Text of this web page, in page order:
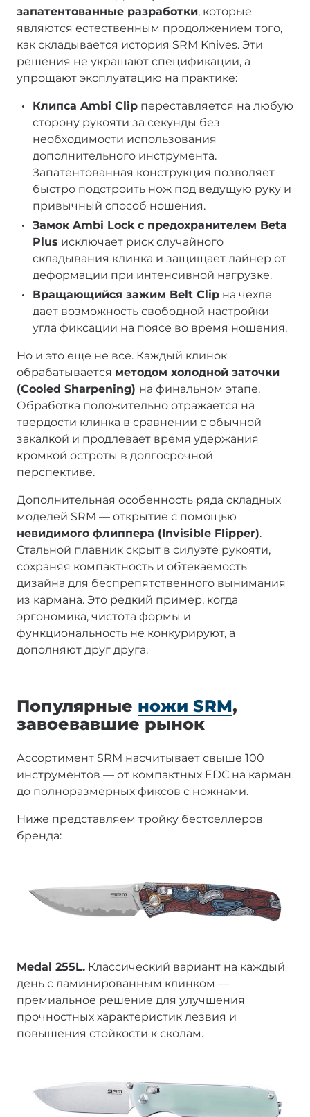
запатентованные разработки, которые
являются естественным продолжением того,
как складывается история SRM Knives. Эти
решения не украшают спецификации, а
упрощают эксплуатацию на практике:
Клипса Ambi Clip переставляется на любую
сторону рукояти за секунды без
необходимости использования
дополнительного инструмента.
Запатентованная конструкция позволяет
быстро подстроить нож под ведущую руку и
привычный способ ношения.
Замок Ambi Lock с предохранителем Beta
Plus исключает риск случайного
складывания клинка и защищает лайнер от
деформации при интенсивной нагрузке.
Вращающийся зажим Belt Clip на чехле
дает возможность свободной настройки
угла фиксации на поясе во время ношения.
Но и это еще не все. Каждый клинок
обрабатывается методом холодной заточки
(Cooled Sharpening) на финальном этапе.
Обработка положительно отражается на
твердости клинка в сравнении с обычной
закалкой и продлевает время удержания
кромкой остроты в долгосрочной
перспективе.
Дополнительная особенность ряда складных
моделей SRM — открытие с помощью
невидимого флиппера (Invisible Flipper).
Стальной плавник скрыт в силуэте рукояти,
сохраняя компактность и обтекаемость
дизайна для беспрепятственного вынимания
из кармана. Это редкий пример, когда
эргономика, чистота формы и
функциональность не конкурируют, а
дополняют друг друга.
Популярные ножи SRM,
завоевавшие рынок
Ассортимент SRM насчитывает свыше 100
инструментов — от компактных EDC на карман
до полноразмерных фиксов с ножнами.
Ниже представляем тройку бестселлеров
бренда:
Medal 255L. Классический вариант на каждый
день с ламинированным клинком —
премиальное решение для улучшения
прочностных характеристик лезвия и
повышения стойкости к сколам.